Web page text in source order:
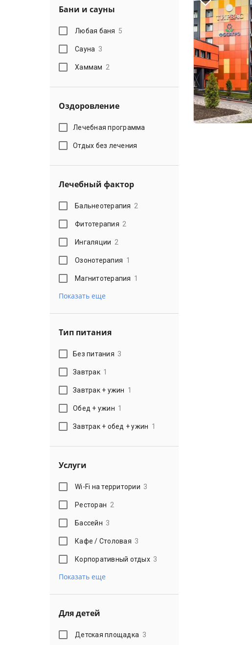
Бани и сауны
Любая баня 5
Сауна 3
Хаммам 2
Оздоровление
Лечебная программа
Отдых без лечения
Лечебный фактор
Бальнеотерапия 2
Фитотерапия 2
Ингаляции 2
Озонотерапия 1
Магнитотерапия 1
Показать еще
Тип питания
Без питания 3
Завтрак 1
Завтрак + ужин 1
Обед + ужин 1
Завтрак + обед + ужин 1
Услуги
Wi-Fi на территории 3
Ресторан 2
Бассейн 3
Кафе / Столовая 3
Корпоративный отдых 3
Показать еще
Для детей
Детская площадка 3